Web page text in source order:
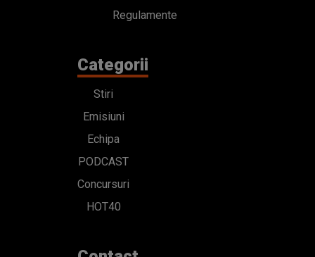
Regulamente
Categorii
Stiri
Emisiuni
Echipa
PODCAST
Concursuri
HOT40